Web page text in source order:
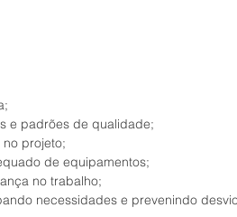
e padrões de qualidade;
projeto;
de equipamentos;
no trabalho;
necessidades e prevenindo